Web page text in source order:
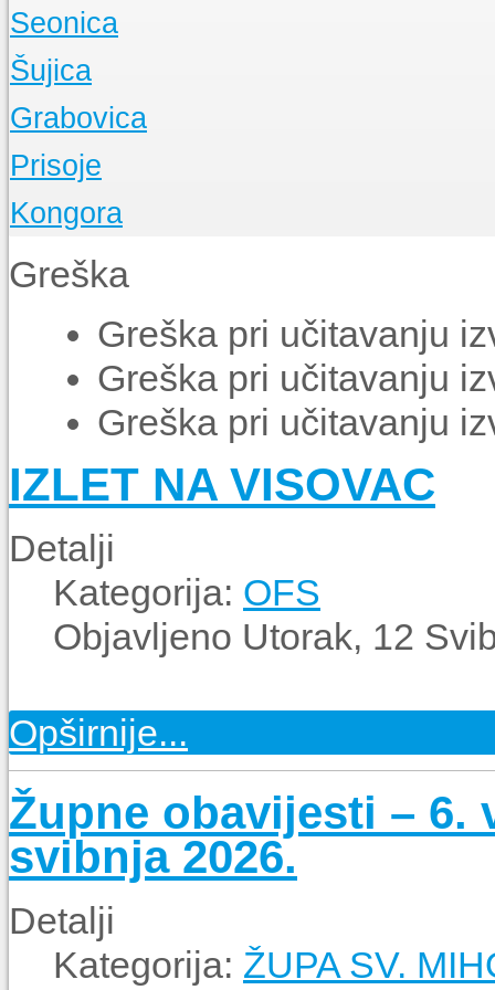
O Župi
Događanja
Seonica
O Župi
Događanja
Šujica
O Župi
Događanja
Grabovica
O Župi
Događanja
Prisoje
Događanja
Kongora
Događanja
Greška
Greška pri učitavanju
Greška pri učitavanju
Greška pri učitavanju
IZLET NA VISOVAC
Detalji
Kategorija: OFS
Objavljeno Utorak, 12
Opširnije...
Župne obavijesti – 6.
svibnja 2026.
Detalji
Kategorija: ŽUPA SV.